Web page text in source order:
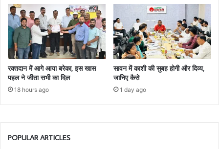
रक्तदान में आगे आया बरेका, इस खास
पहल ने जीता सभी का दिल
18 hours ago
सावन में काशी की सुबह होगी और दिव्य,
जानिए कैसे
1 day ago
POPULAR ARTICLES